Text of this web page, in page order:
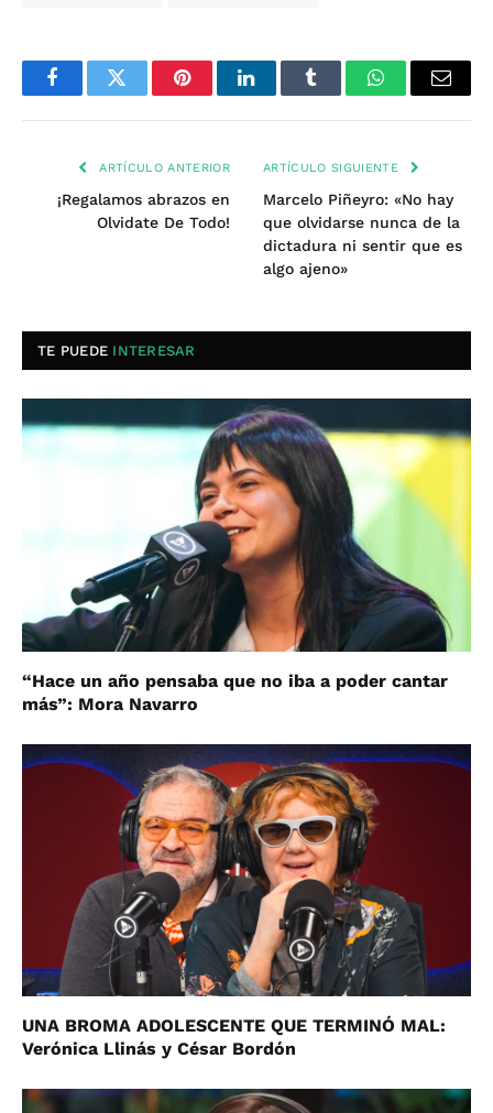
FacebookTwitter PinterestLinkedInTumblr WhatsAppEmail
ARTÍCULO ANTERIOR
¡Regalamos abrazos en
Olvidate De Todo!
ARTÍCULO SIGUIENTE
Marcelo Piñeyro: «No hay
que olvidarse nunca de la
dictadura ni sentir que es
algo ajeno»
TE PUEDE INTERESAR
“Hace un año pensaba que no iba a poder cantar
más”: Mora Navarro
UNA BROMA ADOLESCENTE QUE TERMINÓ MAL:
Verónica Llinás y César Bordón